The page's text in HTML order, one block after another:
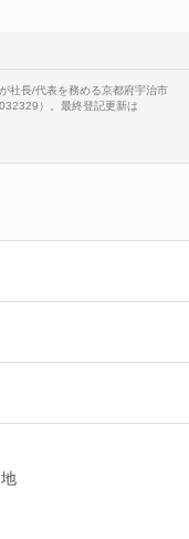
社長/代表を務める京都府宇治市
）。最終登記更新は